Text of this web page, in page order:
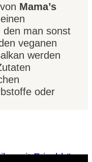
Mama’s
den man sonst
veganen
werden
oder